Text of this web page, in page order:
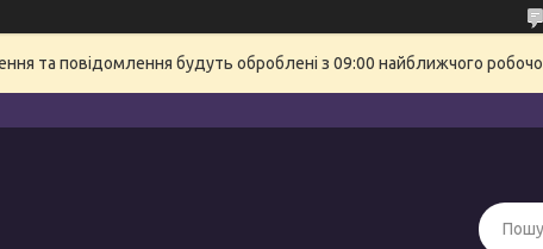
та повідомлення будуть оброблені з 09:00 найближчого